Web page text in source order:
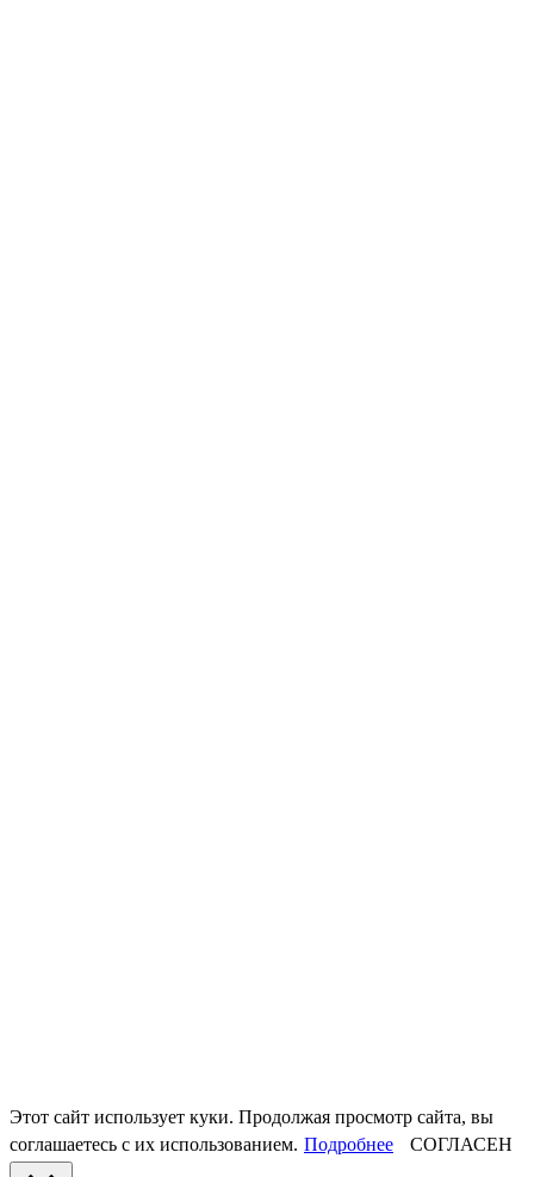
Этот сайт использует куки. Продолжая просмотр сайта, вы
соглашаетесь с их использованием. Подробнее СОГЛАСЕН